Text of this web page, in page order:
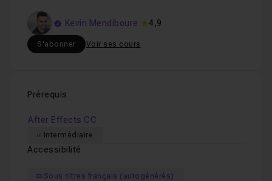
Kevin Mendiboure 4,9
S'abonner Voir ses cours
Prérequis
After Effects CC
Intermédiaire
Accessibilité
Sous-titres français (autogénérés)